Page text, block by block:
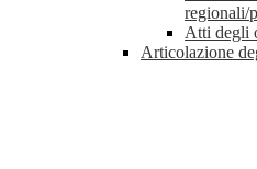
regionali/
Atti degli
Articolazione